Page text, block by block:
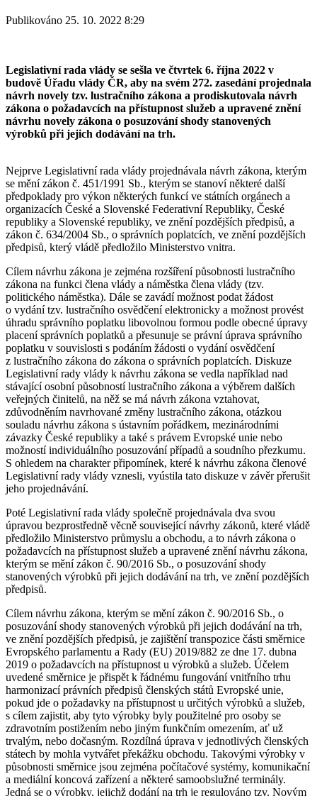
Publikováno 25. 10. 2022 8:29
Legislativní rada vlády se sešla ve čtvrtek 6. října 2022 v
budově Úřadu vlády ČR, aby na svém 272. zasedání projednala
návrh novely tzv. lustračního zákona a prodiskutovala návrh
zákona o požadavcích na přístupnost služeb a upravené znění
návrhu novely zákona o posuzování shody stanovených
výrobků při jejich dodávání na trh.
Nejprve Legislativní rada vlády projednávala návrh zákona, kterým
se mění zákon č. 451/1991 Sb., kterým se stanoví některé další
předpoklady pro výkon některých funkcí ve státních orgánech a
organizacích České a Slovenské Federativní Republiky, České
republiky a Slovenské republiky, ve znění pozdějších předpisů, a
zákon č. 634/2004 Sb., o správních poplatcích, ve znění pozdějších
předpisů, který vládě předložilo Ministerstvo vnitra.
Cílem návrhu zákona je zejména rozšíření působnosti lustračního
zákona na funkci člena vlády a náměstka člena vlády (tzv.
politického náměstka). Dále se zavádí možnost podat žádost
o vydání tzv. lustračního osvědčení elektronicky a možnost provést
úhradu správního poplatku libovolnou formou podle obecné úpravy
placení správních poplatků a přesunuje se právní úprava správního
poplatku v souvislosti s podáním žádosti o vydání osvědčení
z lustračního zákona do zákona o správních poplatcích. Diskuze
Legislativní rady vlády k návrhu zákona se vedla například nad
stávající osobní působností lustračního zákona a výběrem dalších
veřejných činitelů, na něž se má návrh zákona vztahovat,
zdůvodněním navrhované změny lustračního zákona, otázkou
souladu návrhu zákona s ústavním pořádkem, mezinárodními
závazky České republiky a také s právem Evropské unie nebo
možností individuálního posuzování případů a soudního přezkumu.
S ohledem na charakter připomínek, které k návrhu zákona členové
Legislativní rady vlády vznesli, vyústila tato diskuze v závěr přerušit
jeho projednávání.
Poté Legislativní rada vlády společně projednávala dva svou
úpravou bezprostředně věcně související návrhy zákonů, které vládě
předložilo Ministerstvo průmyslu a obchodu, a to návrh zákona o
požadavcích na přístupnost služeb a upravené znění návrhu zákona,
kterým se mění zákon č. 90/2016 Sb., o posuzování shody
stanovených výrobků při jejich dodávání na trh, ve znění pozdějších
předpisů.
Cílem návrhu zákona, kterým se mění zákon č. 90/2016 Sb., o
posuzování shody stanovených výrobků při jejich dodávání na trh,
ve znění pozdějších předpisů, je zajištění transpozice části směrnice
Evropského parlamentu a Rady (EU) 2019/882 ze dne 17. dubna
2019 o požadavcích na přístupnost u výrobků a služeb. Účelem
uvedené směrnice je přispět k řádnému fungování vnitřního trhu
harmonizací právních předpisů členských států Evropské unie,
pokud jde o požadavky na přístupnost u určitých výrobků a služeb,
s cílem zajistit, aby tyto výrobky byly použitelné pro osoby se
zdravotním postižením nebo jiným funkčním omezením, ať už
trvalým, nebo dočasným. Rozdílná úprava v jednotlivých členských
státech by mohla vytvářet překážku obchodu. Takovými výrobky v
působnosti směrnice jsou zejména počítačové systémy, komunikační
a mediální koncová zařízení a některé samoobslužné terminály.
Jedná se o výrobky, jejichž dodání na trh je regulováno tzv. Novým